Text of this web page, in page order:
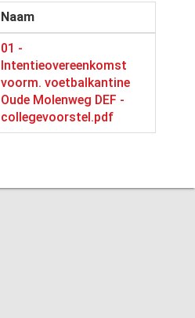
Naam
01 -
Intentieovereenkomst
voorm. voetbalkantine
Oude Molenweg DEF -
collegevoorstel.pdf